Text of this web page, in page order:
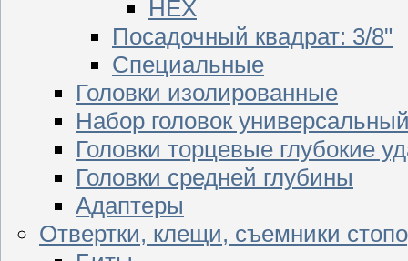
HEX
Посадочный квадрат: 3/8"
Специальные
Головки изолированные
Набор головок
Головки торцевые глубокие
Головки средней глубины
Адаптеры
Отвертки, клещи, съемники